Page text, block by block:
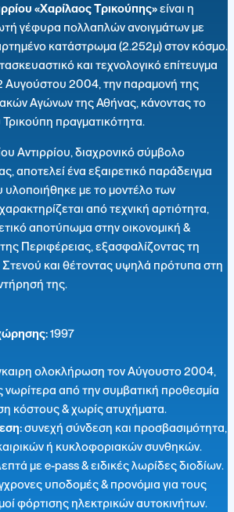
«Χαρίλαος Τρικούπης»είναι η
γέφυρα πολλαπλών ανοιγμάτων με
κατάστρωμα (2.252μ) στον κόσμο.
και τεχνολογικό επίτευγμα
Αυγούστου 2004, την παραμονή της
Αγώνων της Αθήνας, κάνοντας το
πραγματικότητα.
Αντιρρίου, διαχρονικό σύμβολο
αποτελεί ένα εξαιρετικό παράδειγμα
με το μοντέλο των
από τεχνική αρτιότητα,
αποτύπωμα στην οικονομική &
Περιφέρειας, εξασφαλίζοντας τη
και θέτοντας υψηλά πρότυπα στη
της.
1997
ολοκλήρωση τον Αύγουστο 2004,
νωρίτερα από την συμβατική προθεσμία
κόστους & χωρίς ατυχήματα.
συνεχή σύνδεση και προσβασιμότητα,
ή κυκλοφοριακών συνθηκών.
με e-pass & ειδικές λωρίδες διοδίων.
υποδομές & προνόμια για τους
φόρτισης ηλεκτρικών αυτοκινήτων.